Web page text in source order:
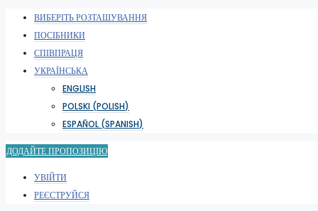
ВИБЕРІТЬ РОЗТАШУВАННЯ
ПОСІБНИКИ
СПІВПРАЦЯ
УКРАЇНСЬКА
ENGLISH
POLSKI (POLISH)
ESPAÑOL (SPANISH)
ДОДАЙТЕ ПРОПОЗИЦІЮ
УВІЙТИ
РЕЄСТРУЙСЯ